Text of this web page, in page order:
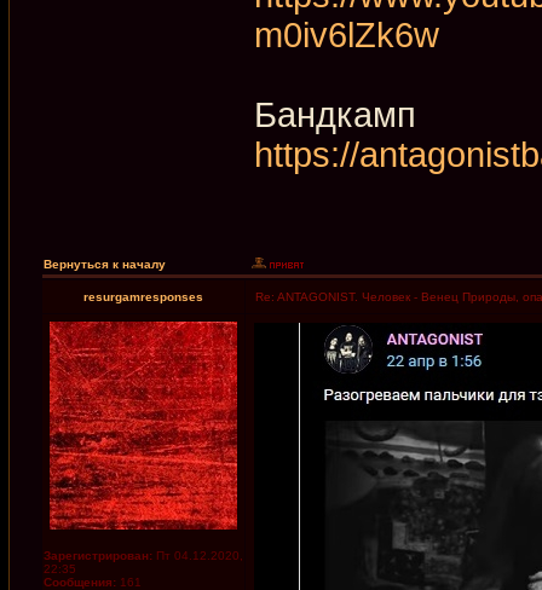
m0iv6lZk6w
Бандкамп
https://
Вернуться к началу
resurgamresponses Re: ANTAGONIST. Человек - Венец Природы,
Зарегистрирован: Пт 04.12.2020,
22:35
Сообщения: 161